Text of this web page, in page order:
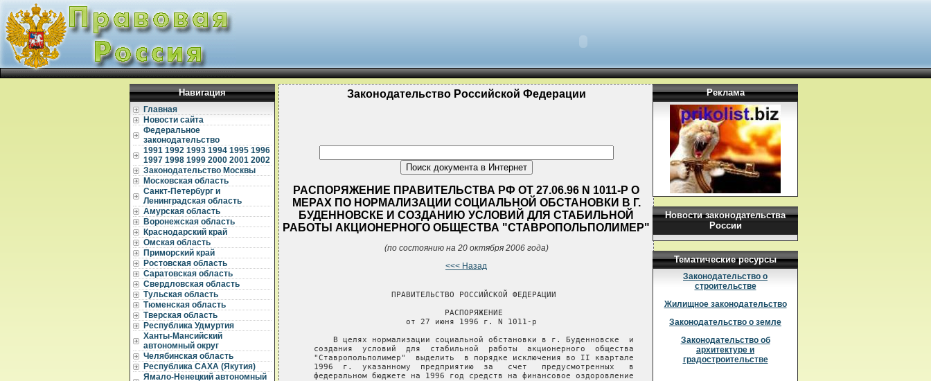
Навигация
Главная
Новости сайта
Федеральное
законодательство
1991 1992 1993 1994 1995 1996
1997 1998 1999 2000 2001 2002
Законодательство Москвы
Московская область
Санкт-Петербург и
Ленинградская область
Амурская область
Воронежская область
Краснодарский край
Омская область
Приморский край
Ростовская область
Саратовская область
Свердловская область
Тульская область
Тюменская область
Тверская область
Республика Удмуртия
Ханты-Мансийский
автономный округ
Челябинская область
Республика САХА (Якутия)
Ямало-Ненецкий автономный
Законодательство Российской Федерации
РАСПОРЯЖЕНИЕ ПРАВИТЕЛЬСТВА РФ ОТ 27.06.96 N 1011-Р О
МЕРАХ ПО НОРМАЛИЗАЦИИ СОЦИАЛЬНОЙ ОБСТАНОВКИ В Г.
БУДЕННОВСКЕ И СОЗДАНИЮ УСЛОВИЙ ДЛЯ СТАБИЛЬНОЙ
РАБОТЫ АКЦИОНЕРНОГО ОБЩЕСТВА "СТАВРОПОЛЬПОЛИМЕР"
(по состоянию на 20 октября 2006 года)
<<< Назад
                   ПРАВИТЕЛЬСТВО РОССИЙСКОЙ ФЕДЕРАЦИИ
                              РАСПОРЯЖЕНИЕ
                      от 27 июня 1996 г. N 1011-р
       В целях нормализации социальной обстановки в г. Буденновске  и
   создания  условий  для  стабильной  работы  акционерного  общества
   "Ставропольполимер"  выделить  в порядке исключения во II квартале
   1996  г.  указанному  предприятию  за   счет   предусмотренных   в
   федеральном бюджете на 1996 год средств на финансовое оздоровление
Реклама
Новости законодательства
России
Тематические ресурсы
Законодательство о
строительстве
Жилищное законодательство
Законодательство о земле
Законодательство об
архитектуре и
градостроительстве